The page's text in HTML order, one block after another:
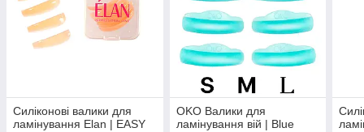
Силіконові валики для
ламінування Elan | EASY
OKO Валики для
ламінування вій | Blue